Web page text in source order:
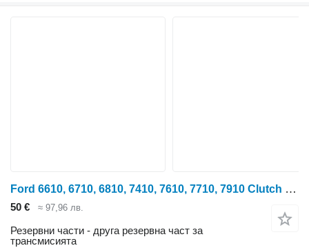
Ford 6610, 6710, 6810, 7410, 7610, 7710, 7910 Clutch Release Hub E1n E1NN7571BA за колесен трактор
50 € ≈ 97,96 лв.
Резервни части - друга резервна част за
трансмисията